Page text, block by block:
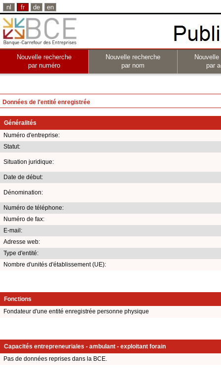
nl fr de en
Nouvelle recherche
par numéro
Nouvelle recherche
par nom
par
Données de l'entité enregistrée
Généralités
Numéro d'entreprise:
Statut:
Situation juridique:
Date de début:
Dénomination:
Numéro de téléphone:
Numéro de fax:
E-mail:
Adresse web:
Type d'entité:
Nombre d'unités d'établissement (UE):
Fonctions
Fondateur d'une entité enregistrée personne physique
Capacités entrepreneuriales - ambulant - exploitant forain
Pas de données reprises dans la BCE.